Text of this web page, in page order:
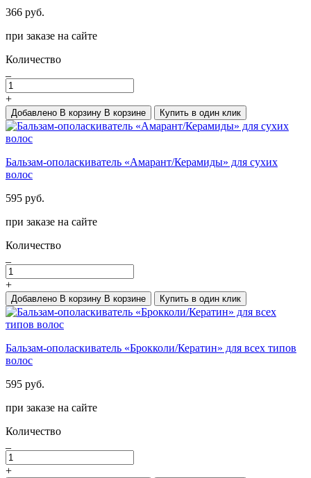
366 руб.
при заказе на сайте
Количество
+
Добавлено В корзину В корзине Купить в один клик
Бальзам-ополаскиватель «Амарант/Керамиды» для сухих
волос
595 руб.
при заказе на сайте
Количество
+
Добавлено В корзину В корзине Купить в один клик
Бальзам-ополаскиватель «Брокколи/Кератин» для всех типов
волос
595 руб.
при заказе на сайте
Количество
+